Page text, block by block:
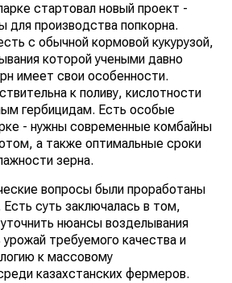
стартовал новый проект -
для производства попкорна.
с обычной кормовой кукурузой,
которой учеными давно
имеет свои особенности.
к поливу, кислотности
гербицидам. Есть особые
- нужны современные комбайны
а также оптимальные сроки
зерна.
вопросы были проработаны
суть заключалась в том,
нюансы возделывания
урожай требуемого качества и
к массовому
казахстанских фермеров.